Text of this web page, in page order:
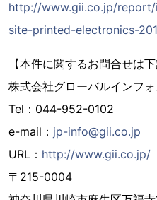
http://www.gii.co.jp/
site-printed-electronics-
【本件に関するお問合せは下
株式会社グローバルインフ
Tel：044-952-0102
e-mail： jp-info@gii.co.jp
URL： http://www.gii.co.jp/
〒215-0004